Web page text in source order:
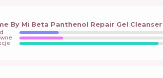
By Mi Beta Panthenol Repair Gel Cleanser